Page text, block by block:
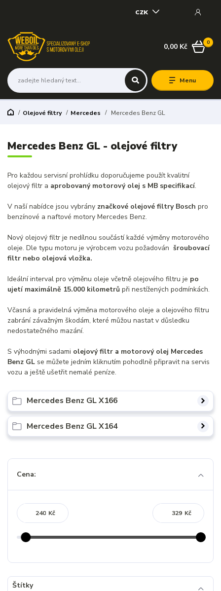
Menu
CZK
0
0,00 Kč
Olejové filtry Mercedes Mercedes Benz GL
Mercedes Benz GL - olejové filtry
Pro každou servisní prohlídku doporučujeme použít kvalitní
olejový filtr a aprobovaný motorový olej s MB specifikací.
V naší nabídce jsou vybrány značkové olejové filtry Bosch pro
benzínové a naftové motory Mercedes Benz.
Nový olejový filtr je nedílnou součástí každé výměny motorového
oleje. Dle typu motoru je výrobcem vozu požadován šroubovací
filtr nebo olejová vložka.
Ideální interval pro výměnu oleje včetně olejového filtru je po
ujetí maximálně 15.000 kilometrů při nestížených podmínkách.
Včasná a pravidelná výměna motorového oleje a olejového filtru
zabrání závažným škodám, které můžou nastat v důsledku
nedostatečného mazání.
S výhodnými sadami olejový filtr a motorový olej Mercedes
Benz GL se můžete jedním kliknutím pohodlně připravit na servis
vozu a ještě ušetřit nemalé peníze.
Mercedes Benz GL X166
Mercedes Benz GL X164
Cena:
Kč Kč
Štítky